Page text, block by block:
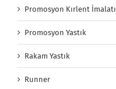
Promosyon Kırlent İmalatı
Promosyon Yastık
Rakam Yastık
Runner